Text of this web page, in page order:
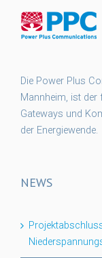
Die Power Plus
Mannheim, ist der
Gateways und
der Energiewende.
NEWS